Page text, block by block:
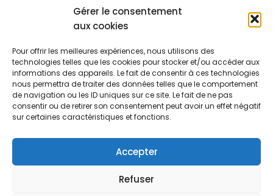
Gérer le consentement
aux cookies
Pour offrir les meilleures expériences, nous utilisons des
technologies telles que les cookies pour stocker et/ou accéder aux
informations des appareils. Le fait de consentir à ces technologies
nous permettra de traiter des données telles que le comportement
de navigation ou les ID uniques sur ce site. Le fait de ne pas
consentir ou de retirer son consentement peut avoir un effet négatif
sur certaines caractéristiques et fonctions.
Accepter
Refuser
Notre mission :
optimiser votre
environnement
professionnel
pour renforcer
les
et la valeur de
0582959773
À propos de
nous
Blog
Ressources
Contact
Management
& soft skills
Qualité
CSE